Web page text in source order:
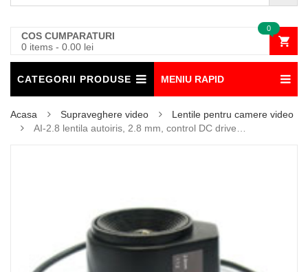
COS CUMPARATURI
0 items - 0.00 lei
0
CATEGORII PRODUSE MENIU RAPID
Acasa Supraveghere video
Lentile pentru camere video
AI-2.8 lentila autoiris, 2.8 mm, control DC drive…